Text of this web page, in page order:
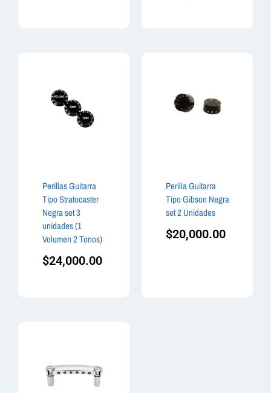
Perillas Guitarra
Tipo Stratocaster
Negra set 3
unidades (1
Volumen 2 Tonos)
$24,000.00
Perilla Guitarra
Tipo Gibson Negra
set 2 Unidades
$20,000.00